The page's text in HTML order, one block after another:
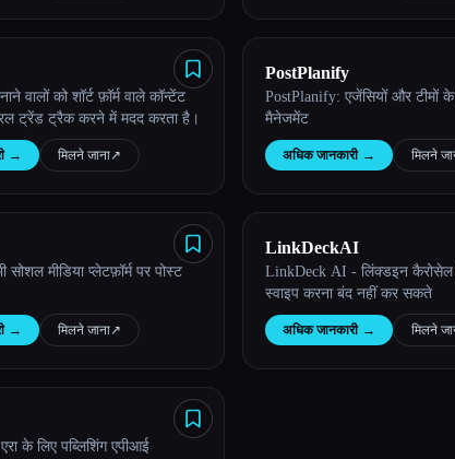
वालों को शॉर्ट फ़ॉर्म वाले कॉन्टेंट
ट्रेंड ट्रैक करने में मदद करता है।
→ मिलने जाना↗︎
PostPlanify
PostPlanify: एजेंसियों और टीमों के
मैनेजमेंट
अधिक जानकारी → मिलने
मीडिया प्लेटफ़ॉर्म पर पोस्ट
→ मिलने जाना↗︎
LinkDeckAI
LinkDeck AI - लिंक्डइन कैरोसेल
स्वाइप करना बंद नहीं कर सकते
अधिक जानकारी → मिलने
के लिए पब्लिशिंग एपीआई